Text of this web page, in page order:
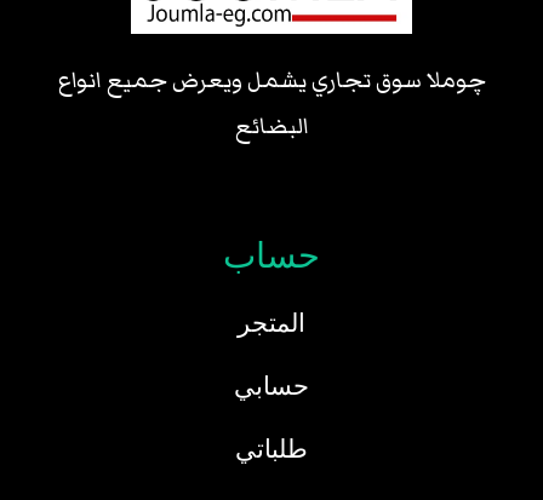
چوملا سوق تجاري يشمل ويعرض جميع انواع
البضائع
حساب
المتجر
حسابي
طلباتي